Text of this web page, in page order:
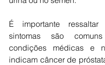
É importante
sintomas são
condições médicas e
indicam câncer de